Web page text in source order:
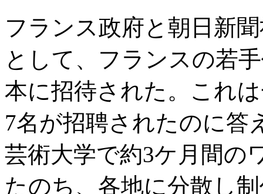
フランス政府と朝日新
として、フランスの若
本に招待された。これ
7名が招聘されたのに答
芸術大学で約3ケ月間の
たのち、各地に分散し